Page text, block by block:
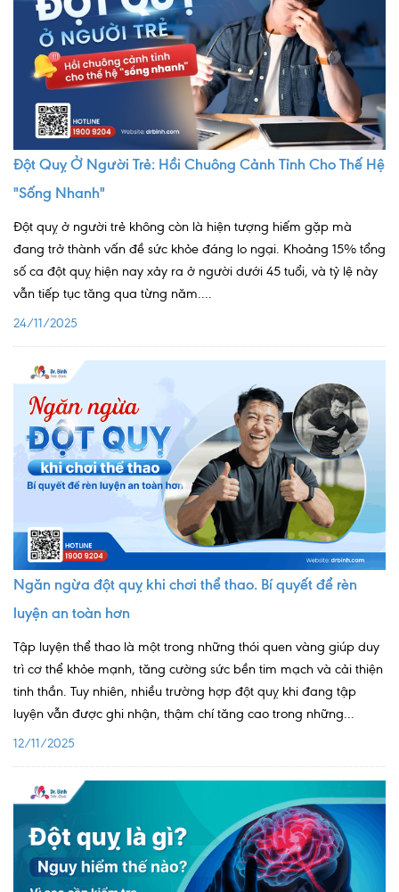
TRANG CHỦ
Quy trình khám BHYT
Hồ sơ năng lực phòng khám
TIN TỨC
Thông tin y tế
Tin Ưu đãi
Báo chí nói về chúng tôi
Tin tức BHYT
DỊCH VỤ
Các chuyên khoa tại Phòng khám
Sản - Phụ Khoa
Nhi
Mắt
Răng Hàm Mặt
Tai Mũi Họng
Vật lý trị liệu hồi phục chức năng
Xét nghiệm
Xét nghiệm sàng lọc NIPT
Nội soi tiêu hóa
Các gói khám sức khỏe
Gói khám sức khỏe cá nhân định kỳ
Đột Quỵ Ở Người Trẻ: Hồi Chuông Cảnh Tỉnh Cho Thế Hệ
"Sống Nhanh"
Đột quỵ ở người trẻ không còn là hiện tượng hiếm gặp mà
đang trở thành vấn đề sức khỏe đáng lo ngại. Khoảng 15% tổng
số ca đột quỵ hiện nay xảy ra ở người dưới 45 tuổi, và tỷ lệ này
vẫn tiếp tục tăng qua từng năm....
24/11/2025
Ngăn ngừa đột quỵ khi chơi thể thao. Bí quyết để rèn
luyện an toàn hơn
Tập luyện thể thao là một trong những thói quen vàng giúp duy
trì cơ thể khỏe mạnh, tăng cường sức bền tim mạch và cải thiện
tinh thần. Tuy nhiên, nhiều trường hợp đột quỵ khi đang tập
luyện vẫn được ghi nhận, thậm chí tăng cao trong những...
12/11/2025